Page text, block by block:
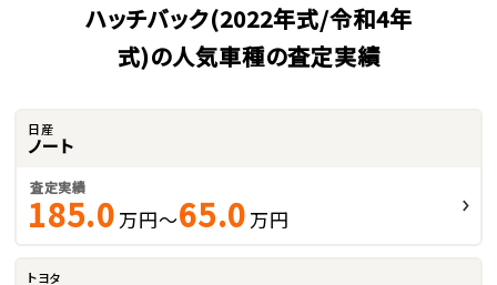
ハッチバック(2022年式/令和4年
式)の人気車種の査定実績
日産
ノート
査定実績
185.0 万円～65.0 万円
トヨタ